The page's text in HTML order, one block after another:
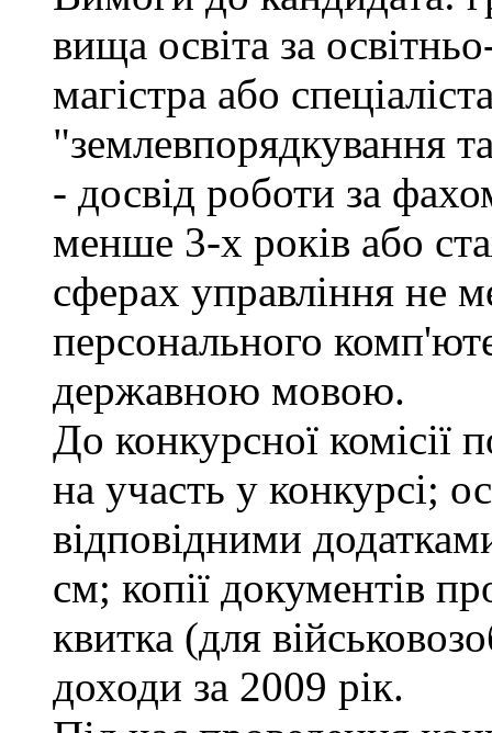
вища освіта за
магістра або
"землевпорядкування
- досвід роботи за
менше 3-х років або
сферах управління не
персонального
державною мовою.
До конкурсної комісії
на участь у конкурсі;
відповідними
см; копії документів
квитка (для
доходи за 2009 рік.